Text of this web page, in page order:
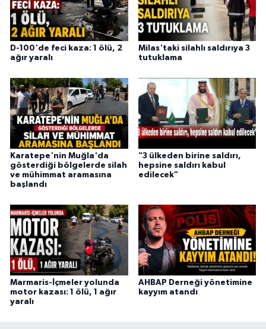
D-100'de feci kaza: 1 ölü, 2
ağır yaralı
Milas'taki silahlı saldırıya 3
tutuklama
Karatepe'nin Muğla'da
gösterdiği bölgelerde silah
ve mühimmat aramasına
başlandı
"3 ülkeden birine saldırı,
hepsine saldırı kabul
edilecek"
Marmaris-İçmeler yolunda
motor kazası: 1 ölü, 1 ağır
yaralı
AHBAP Derneği yönetimine
kayyım atandı